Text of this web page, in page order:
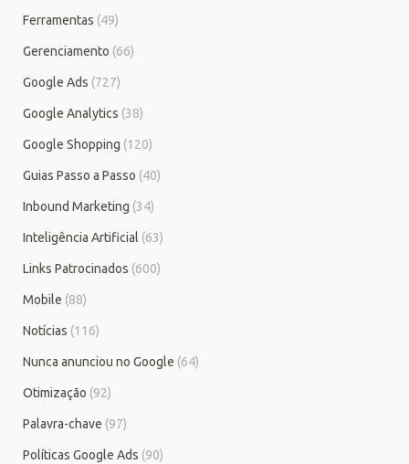
Ferramentas (49)
Gerenciamento (66)
Google Ads (727)
Google Analytics (38)
Google Shopping (120)
Guias Passo a Passo (40)
Inbound Marketing (34)
Inteligência Artificial (63)
Links Patrocinados (600)
Mobile (88)
Notícias (116)
Nunca anunciou no Google (64)
Otimização (92)
Palavra-chave (97)
Políticas Google Ads (90)